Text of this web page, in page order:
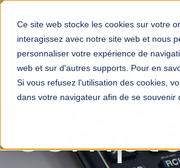
Ce site web stocke les cookies sur votre
interagissez avec notre site web et nous
personnaliser votre expérience de
web et sur d'autres supports. Pour en
Si vous refusez l'utilisation des cookies,
dans votre navigateur afin de se souvenir
Les